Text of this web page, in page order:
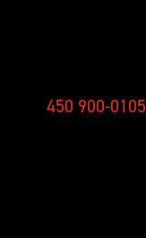
450 900-0105